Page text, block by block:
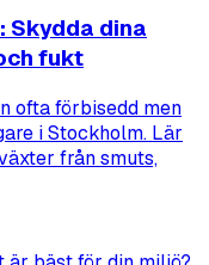
Skydda dina
fukt
ofta förbisedd men
i Stockholm. Lär
från smuts,